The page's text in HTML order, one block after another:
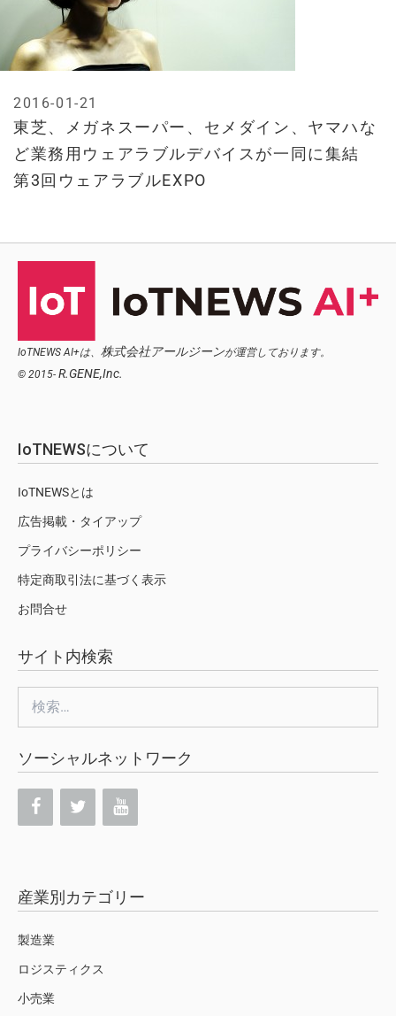
東芝、メガネスーパー、セメダイン、ヤマハな
ど業務用ウェアラブルデバイスが一同に集結
第3回ウェアラブルEXPO
2016-01-21
IoTNEWS AI+は、 株式会社アールジーンが運営しております。
© 2015- R.GENE,Inc.
IoTNEWSについて
IoTNEWSとは
広告掲載・タイアップ
プライバシーポリシー
特定商取引法に基づく表示
お問合せ
サイト内検索
索:
ソーシャルネットワーク
産業別カテゴリー
製造業
ロジスティクス
小売業